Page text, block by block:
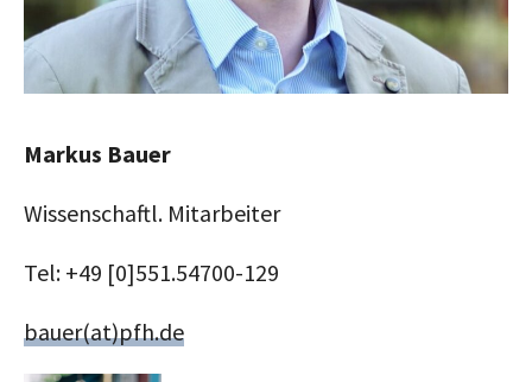
Markus Bauer
Wissenschaftl. Mitarbeiter
Tel: +49 [0]551.54700-129
bauer(at)pfh.de